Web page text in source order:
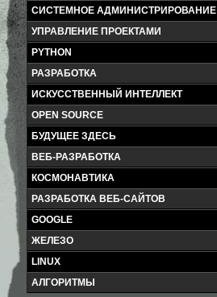
СИСТЕМНОЕ АДМИНИСТРИРОВАНИЕ
УПРАВЛЕНИЕ ПРОЕКТАМИ
PYTHON
РАЗРАБОТКА
ИСКУССТВЕННЫЙ ИНТЕЛЛЕКТ
OPEN SOURCE
БУДУЩЕЕ ЗДЕСЬ
ВЕБ-РАЗРАБОТКА
КОСМОНАВТИКА
РАЗРАБОТКА ВЕБ-САЙТОВ
GOOGLE
ЖЕЛЕЗО
LINUX
АЛГОРИТМЫ